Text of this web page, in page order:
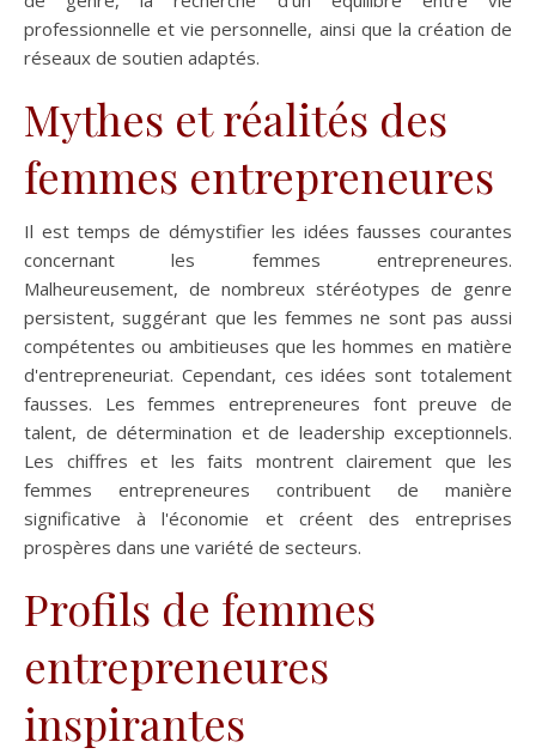
professionnelle et vie personnelle, ainsi que la création de
réseaux de soutien adaptés.
Mythes et réalités des
femmes entrepreneures
Il est temps de démystifier les idées fausses courantes
concernant les femmes entrepreneures.
Malheureusement, de nombreux stéréotypes de genre
persistent, suggérant que les femmes ne sont pas aussi
compétentes ou ambitieuses que les hommes en matière
d'entrepreneuriat. Cependant, ces idées sont totalement
fausses. Les femmes entrepreneures font preuve de
talent, de détermination et de leadership exceptionnels.
Les chiffres et les faits montrent clairement que les
femmes entrepreneures contribuent de manière
significative à l'économie et créent des entreprises
prospères dans une variété de secteurs.
Profils de femmes
entrepreneures
inspirantes